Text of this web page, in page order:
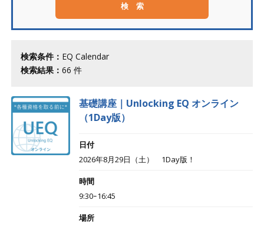
検索条件： EQ Calendar
検索結果：66 件
基礎講座｜Unlocking EQ オンライン
（1Day版）
日付
2026年8月29日（土） 1Day版！
時間
9:30ｰ16:45
場所